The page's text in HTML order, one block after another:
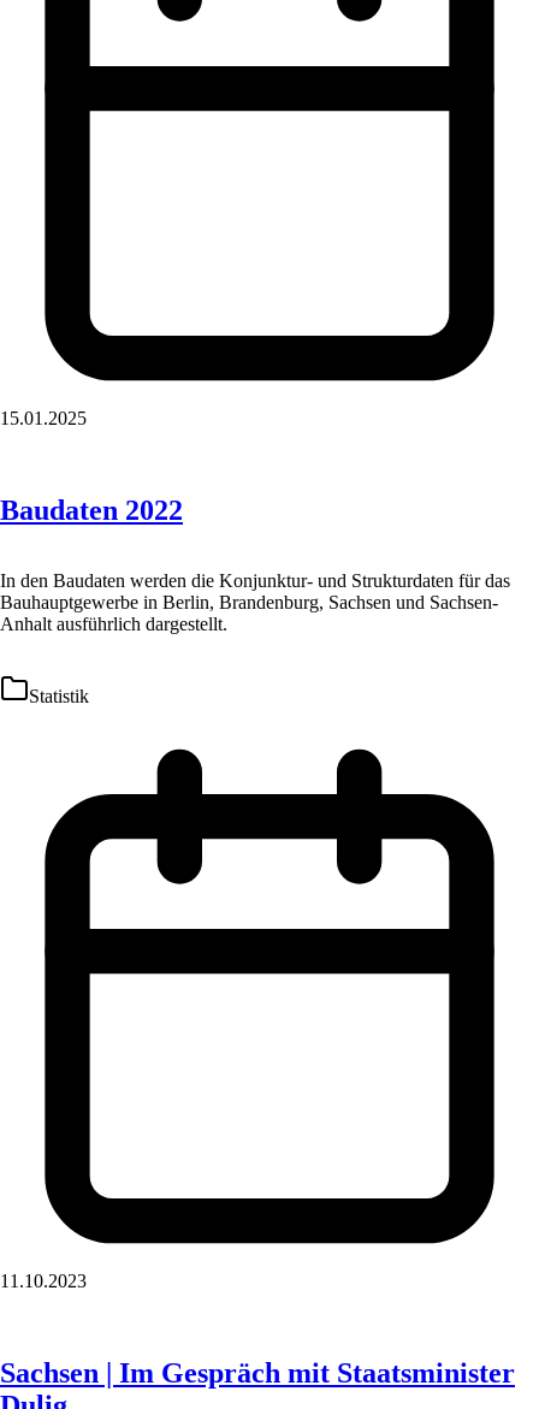
15.01.2025
Baudaten 2022
In den Baudaten werden die Konjunktur- und Strukturdaten für das
Bauhauptgewerbe in Berlin, Brandenburg, Sachsen und Sachsen-
Anhalt ausführlich dargestellt.
Statistik
11.10.2023
Sachsen | Im Gespräch mit Staatsminister